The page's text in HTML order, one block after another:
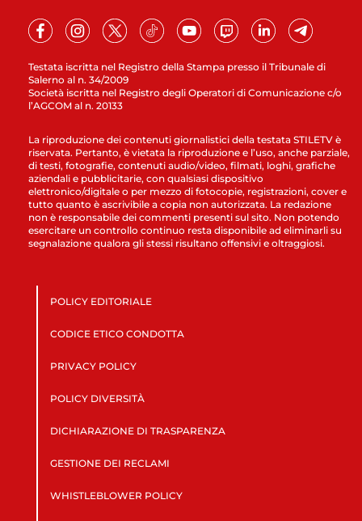
Testata iscritta nel Registro della Stampa presso il Tribunale di
Salerno al n. 34/2009
Società iscritta nel Registro degli Operatori di Comunicazione c/o
l’AGCOM al n. 20133
La riproduzione dei contenuti giornalistici della testata STILETV è
riservata. Pertanto, è vietata la riproduzione e l’uso, anche parziale,
di testi, fotografie, contenuti audio/video, filmati, loghi, grafiche
aziendali e pubblicitarie, con qualsiasi dispositivo
elettronico/digitale o per mezzo di fotocopie, registrazioni, cover e
tutto quanto è ascrivibile a copia non autorizzata. La redazione
non è responsabile dei commenti presenti sul sito. Non potendo
esercitare un controllo continuo resta disponibile ad eliminarli su
segnalazione qualora gli stessi risultano offensivi e oltraggiosi.
POLICY EDITORIALE
CODICE ETICO CONDOTTA
PRIVACY POLICY
POLICY DIVERSITÀ
DICHIARAZIONE DI TRASPARENZA
GESTIONE DEI RECLAMI
WHISTLEBLOWER POLICY